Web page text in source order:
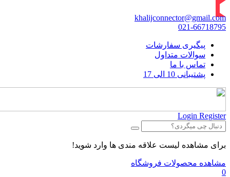
khalijconnector@gmail.com
021-66718795
پیگیری سفارشات
سوالات متداول
تماس با ما
پشتیبانی 10 الی 17
Login Register
برای مشاهده لیست علاقه مندی ها وارد شوید!
مشاهده محصولات فروشگاه
0